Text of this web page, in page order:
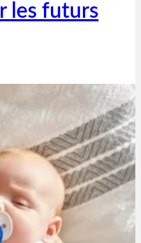
les futurs